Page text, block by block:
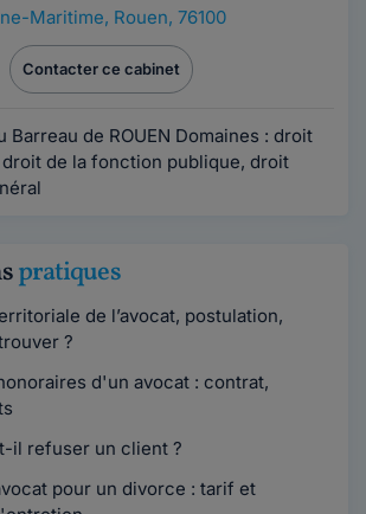
Maritime, Rouen, 76100
Contacter ce cabinet
Barreau de ROUEN Domaines : droit
de la fonction publique, droit
pratiques
de l’avocat, postulation,
?
d'un avocat : contrat,
il refuser un client ?
pour un divorce : tarif et